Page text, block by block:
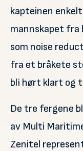
kapteinen
mannskapet fra
som noise
fra et bråkete
bli hørt klart og
De tre fergene
av Multi
Zenitel